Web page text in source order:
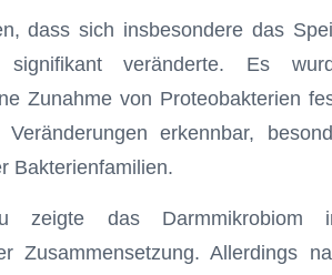
dass sich insbesondere das
signifikant veränderte. Es
Zunahme von Proteobakterien
erkennbar,
Bakterienfamilien.
zeigte das Darmmikrobiom
Zusammensetzung. Allerdings